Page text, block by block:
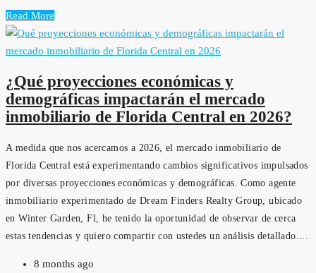
Read More
¿Qué proyecciones económicas y
demográficas impactarán el mercado
inmobiliario de Florida Central en 2026?
A medida que nos acercamos a 2026, el mercado inmobiliario de
Florida Central está experimentando cambios significativos impulsados
por diversas proyecciones económicas y demográficas. Como agente
inmobiliario experimentado de Dream Finders Realty Group, ubicado
en Winter Garden, Fl, he tenido la oportunidad de observar de cerca
estas tendencias y quiero compartir con ustedes un análisis detallado....
8 months ago